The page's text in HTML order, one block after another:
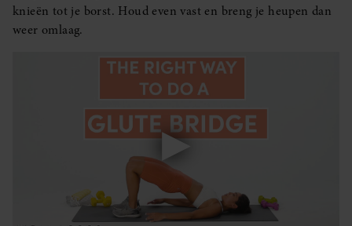
knieën tot je borst. Houd even vast en breng je heupen dan
weer omlaag.